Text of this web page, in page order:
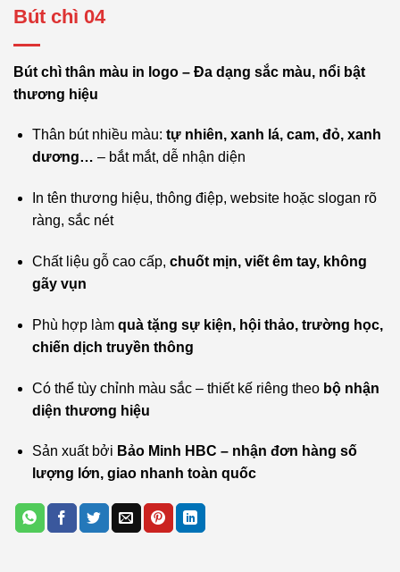
Bút chì 04
Bút chì thân màu in logo – Đa dạng sắc màu, nổi bật
thương hiệu
Thân bút nhiều màu: tự nhiên, xanh lá, cam, đỏ, xanh
dương… – bắt mắt, dễ nhận diện
In tên thương hiệu, thông điệp, website hoặc slogan rõ
ràng, sắc nét
Chất liệu gỗ cao cấp, chuốt mịn, viết êm tay, không
gãy vụn
Phù hợp làm quà tặng sự kiện, hội thảo, trường học,
chiến dịch truyền thông
Có thể tùy chỉnh màu sắc – thiết kế riêng theo bộ nhận
diện thương hiệu
Sản xuất bởi Bảo Minh HBC – nhận đơn hàng số
lượng lớn, giao nhanh toàn quốc